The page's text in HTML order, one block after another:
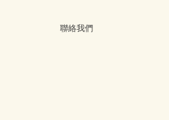
聯絡我們